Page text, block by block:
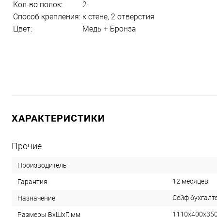
Кол-во полок:
2
Способ крепления: к стене, 2 отверстия
Цвет:
Медь + Бронза
ХАРАКТЕРИСТИКИ
Прочие
Производитель
Гарантия 12 месяцев
Назначение Сейф
Размеры ВхШхГ, мм 1110x400x350